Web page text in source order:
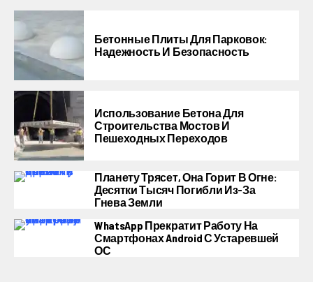
Бетонные Плиты Для Парковок:
Надежность И Безопасность
Использование Бетона Для
Строительства Мостов И
Пешеходных Переходов
Планету Трясет, Она Горит В Огне:
Десятки Тысяч Погибли Из-За
Гнева Земли
WhatsApp Прекратит Работу На
Смартфонах Android С Устаревшей
ОС